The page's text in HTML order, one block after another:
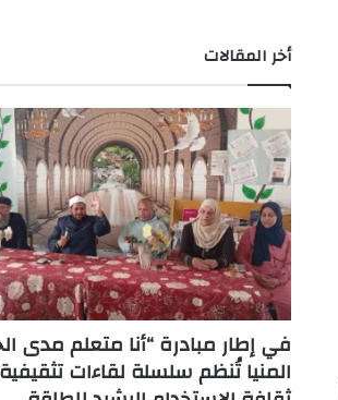
أخر المقالات
في إطار مبادرة “أنا متعلم مدى
المنيا تُنظم سلسلة لقاءات